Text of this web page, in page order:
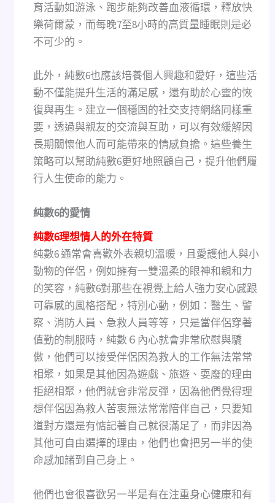
育活動如游泳、跑步能夠改善血液循環，釋放快
樂荷爾蒙，而每晚7至8小時的高質量睡眠則是必
不可少的。
此外，純數6也應該培養個人興趣和愛好，這些活
動不僅能提升生活的滿足感，還有助於心靈的恢
復與再生。建立一個穩固的社交支持網絡同樣重
要，透過與親友的交流與互助，可以有效緩解因
長期關懷他人而可能帶來的情感負擔。這些養生
策略可以幫助純數6更好地照顧自己，提升他們履
行人生使命的能力。
純數6的愛情
純數6理想情人的外在特質
純數6 通常會喜歡外表親切溫暖，且愛護他人與小
動物的伴侶，例如擁有一雙溫柔的眼神和親和力
的笑容，純數6對那些在視覺上給人強力安心感跟
可靠感的風格搭配，特別心動，例如：醫生、警
察、消防人員、急救人員等等，只是當伴侶穿著
值勤的制服時，純數６內心就會非常欣慰與驕
傲，他們可以接受伴侶因為救人的工作無法常常
相聚，如果是其他因為遊戲、旅遊、耍廢的理由
拒絕相聚，他們就會非常反彈，因為他們覺得理
想伴侶因為救人苦衷無法常常陪伴自己，只要知
道對方還是有惦記著自己就很滿足了，而非因為
其他可自由選擇的理由，他們也會把另一半的使
命感加諸到自己身上。
他們也會很喜歡另一半是有在注重身心健康和有